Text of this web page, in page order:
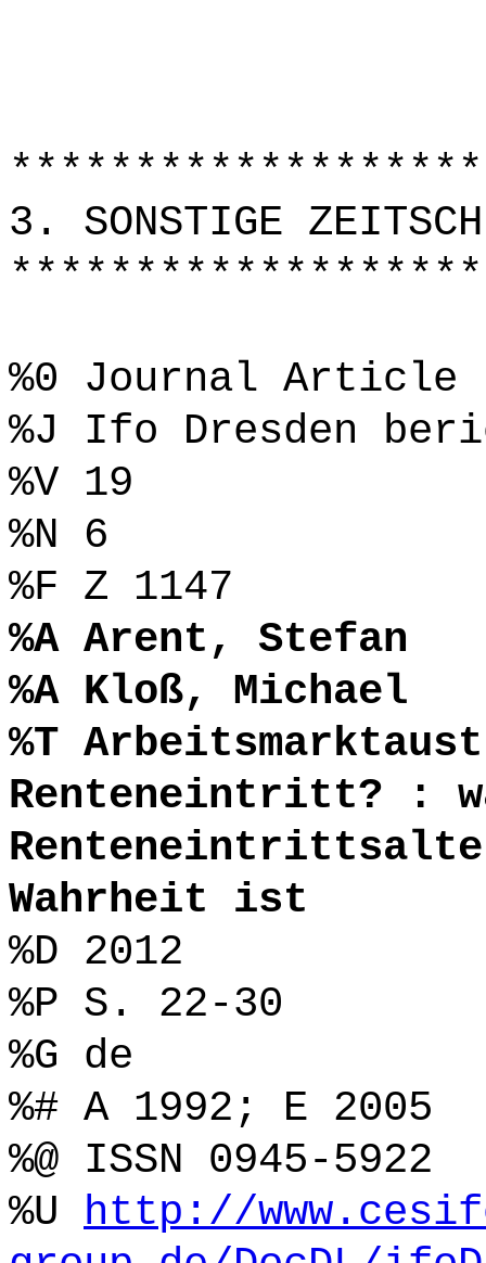
3. SONSTIGE
%0 Journal Article
%J Ifo Dresden
%V 19
%N 6
%F Z 1147
%A Arent, Stefan
%A Kloß, Michael
%T
Renteneintritt? :
Wahrheit ist
%D 2012
%P S. 22-30
%G de
%# A 1992; E 2005
%@ ISSN 0945-5922
%U http://